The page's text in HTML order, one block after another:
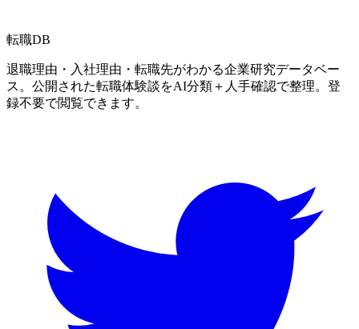
転職DB
退職理由・入社理由・転職先がわかる企業研究データベー
ス。公開された転職体験談をAI分類＋人手確認で整理。登
録不要で閲覧できます。